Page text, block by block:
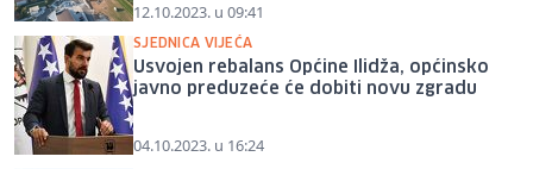
12.10.2023. u 09:41
SJEDNICA VIJEĆA
Usvojen rebalans Općine Ilidža, općinsko
javno preduzeće će dobiti novu zgradu
04.10.2023. u 16:24